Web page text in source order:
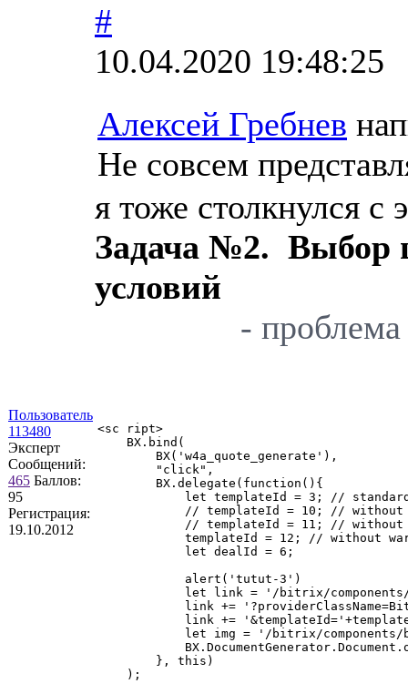
Пользователь
113480
Эксперт
Сообщений:
465 Баллов:
95
Регистрация:
19.10.2012
#
10.04.2020 19:48:25
Алексей Гребнев
Не совсем
я тоже столкнулся с
Задача №2. Выбор
условий
- проблема
<sc ript>
BX.bind(
BX('w4a_quote_generate'),
"click",
BX.delegate(function(){
let templateId = 3; //
// templateId = 10; // without
// templateId = 11; // without
templateId = 12; // without
let dealId = 6;
alert('tutut-3')
let link = '/bitrix/components/
link +=
link +=
let img = '/bitrix/components/bitrix/
}, this)
);